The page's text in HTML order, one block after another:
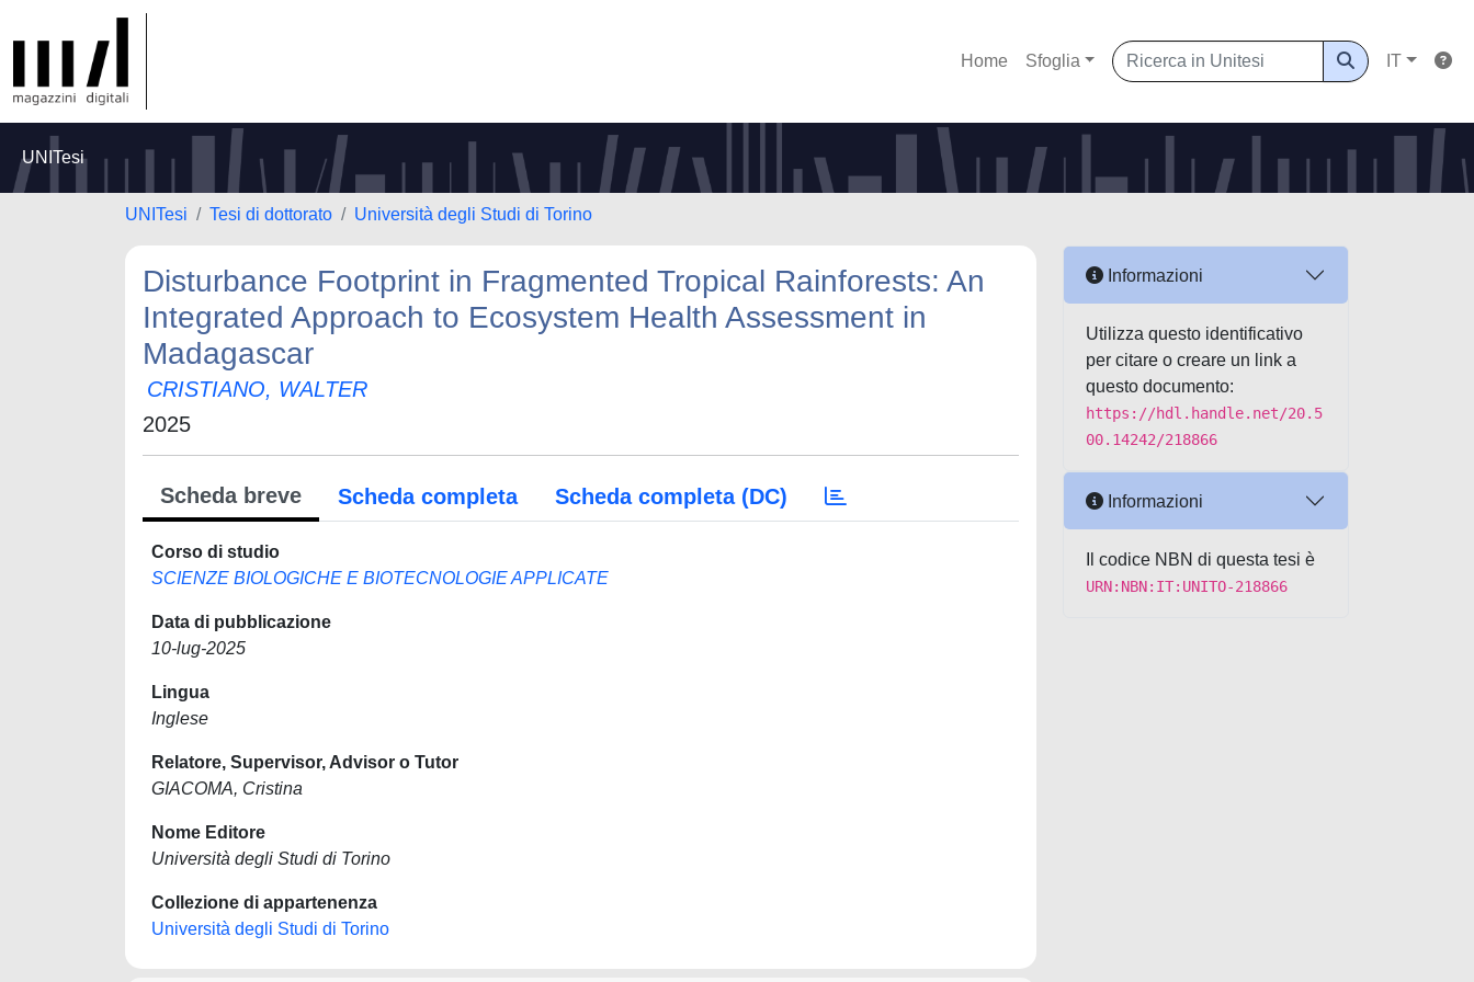
Home Sfoglia IT
UNITesi
UNITesi Tesi di dottorato Università degli Studi di Torino
Disturbance Footprint in Fragmented Tropical Rainforests: An
Integrated Approach to Ecosystem Health Assessment in
Madagascar
CRISTIANO, WALTER
2025
Scheda breve Scheda completa Scheda completa (DC)
Corso di studio
SCIENZE BIOLOGICHE E BIOTECNOLOGIE APPLICATE
Data di pubblicazione
10-lug-2025
Lingua
Inglese
Relatore, Supervisor, Advisor o Tutor
GIACOMA, Cristina
Nome Editore
Università degli Studi di Torino
Collezione di appartenenza
Università degli Studi di Torino
Informazioni
Utilizza questo identificativo
per citare o creare un link a
questo documento:
https://hdl.handle.net/20.5
00.14242/218866
Informazioni
Il codice NBN di questa tesi è
URN:NBN:IT:UNITO-218866